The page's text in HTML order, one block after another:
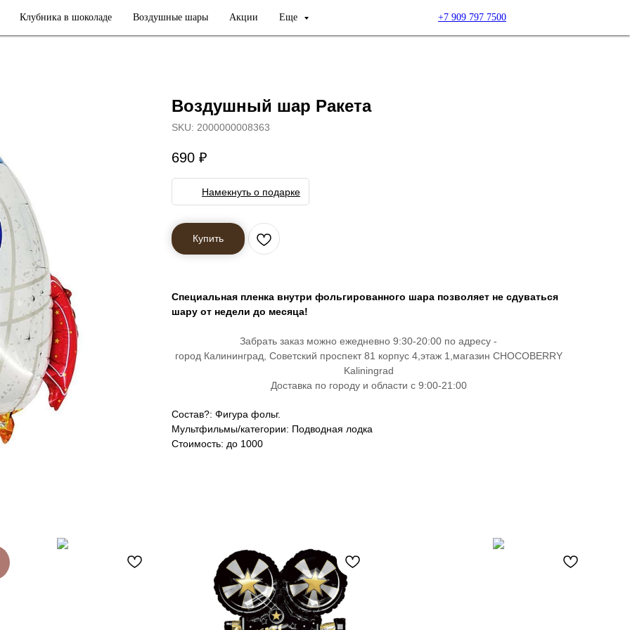
Клубника в шоколаде Воздушные шары Акции Еще +7 909 797 7500
Воздушный шар Ракета
SKU: 2000000008363
690 ₽
Намекнуть о подарке
Купить
Специальная пленка внутри фольгированного шара позволяет не сдуваться
шару от недели до месяца!
Забрать заказ можно ежедневно 9:30-20:00 по адресу -
город Калининград, Советский проспект 81 корпус 4,этаж 1,магазин CHOCOBERRY
Kaliningrad
Доставка по городу и области с 9:00-21:00
Состав?: Фигура фольг.
Мультфильмы/категории: Подводная лодка
Стоимость: до 1000